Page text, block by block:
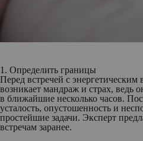
1. Определить границы
Перед встречей с
возникает мандраж и страх, ведь
в ближайшие несколько часов.
усталость, опустошенность и
простейшие задачи. Эксперт
встречам заранее.